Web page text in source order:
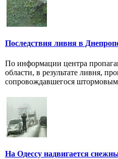
Последствия ливня в
По информации центра
области, в результате ливня,
сопровождавшегося
На Одессу надвигается